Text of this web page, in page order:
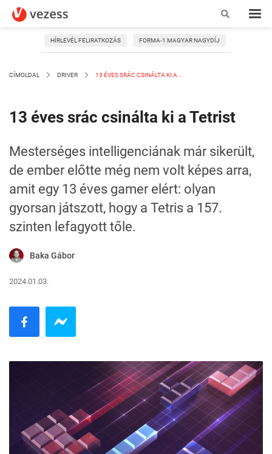
HÍRLEVÉL FELIRATKOZÁS FORMA-1 MAGYAR NAGYDÍJ
CÍMOLDAL DRIVER 13 ÉVES SRÁC CSINÁLTA KI A...
13 éves srác csinálta ki a Tetrist
Mesterséges intelligenciának már sikerült,
de ember előtte még nem volt képes arra,
amit egy 13 éves gamer elért: olyan
gyorsan játszott, hogy a Tetris a 157.
szinten lefagyott tőle.
Baka Gábor
2024.01.03.